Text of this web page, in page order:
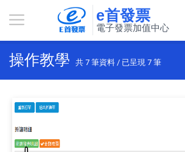
e首發票
電子發票加值中心
操作教學 共 7 筆資料 / 已呈現 7 筆